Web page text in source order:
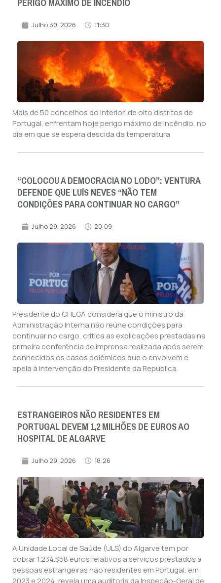
Julho 30, 2026 11:30
Mais de 50 concelhos do interior, de oito distritos de
Portugal, enfrentam hoje perigo máximo de incêndio, no
dia em que se espera descida da temperatura
“COLOCOU A DEMOCRACIA NO LODO”: VENTURA
DEFENDE QUE LUÍS NEVES “NÃO TEM
CONDIÇÕES PARA CONTINUAR NO CARGO”
Julho 29, 2026 20:09
Presidente do CHEGA considera que o ministro da
Administração Interna não reúne condições para
continuar no cargo, critica as explicações prestadas na
primeira conferência de imprensa realizada após serem
conhecidos os casos polémicos que o envolvem e
apela à intervenção do Presidente da República.
ESTRANGEIROS NÃO RESIDENTES EM
PORTUGAL DEVEM 1,2 MILHÕES DE EUROS AO
HOSPITAL DE ALGARVE
Julho 29, 2026 18:26
A Unidade Local de Saúde (ULS) do Algarve tem por
cobrar 1.234.358 euros relativos a serviços prestados a
pessoas estrangeiras não residentes em Portugal, em
2023 e 2024, revela uma auditoria da Inspeção-Geral de